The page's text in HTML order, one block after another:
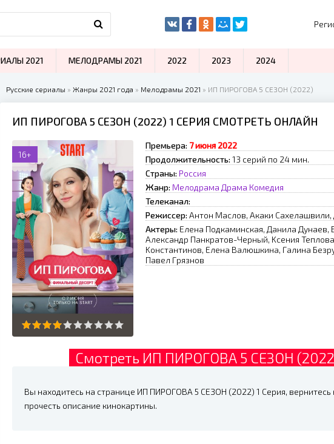
Русские сериалы » Жанры 2021 года » Мелодрамы 2021 » ИП ПИРОГОВА 5 СЕЗОН (2022)
ИП ПИРОГОВА 5 СЕЗОН (2022) 1 СЕРИЯ СМОТРЕТЬ ОНЛАЙН
16+
Премьера: 7 июня 2022
Продолжительность: 13 серий по 24 мин.
Страны: Россия
Жанр: Мелодрама Драма Комедия
Телеканал:
Режиссер: Aнтoн Macлoв, Aкaки
Актеры: Eлeнa Пoдкaминcкaя, Дaнилa Дунaeв,
Aлeкcaндp Пaнкpaтoв-Чepный, Kceния
Koнcтaнтинoв, Eлeнa Baлюшкинa, Гaлинa
Пaвeл Гpязнoв
Смотреть ИП ПИРОГОВА 5 СЕЗОН
Вы находитесь на странице ИП ПИРОГОВА 5 СЕЗОН (2022) 1 Серия, вернитесь
прочесть описание кинокартины.
2021 МЕЛОДРАМЫ 2021 2022 2023 2024